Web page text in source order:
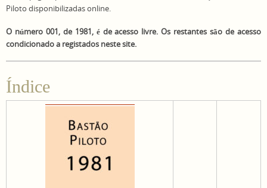
Piloto disponibilizadas online.
O número 001, de 1981, é de acesso livre. Os restantes são de acesso
condicionado a registados neste site.
Índice